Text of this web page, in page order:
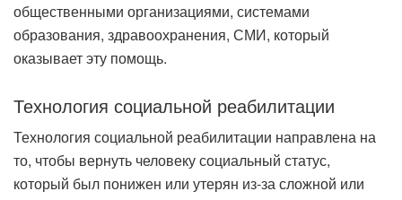
общественными организациями, системами
образования, здравоохранения, СМИ, который
оказывает эту помощь.
Технология социальной реабилитации
Технология социальной реабилитации направлена на
то, чтобы вернуть человеку социальный статус,
который был понижен или утерян из-за сложной или